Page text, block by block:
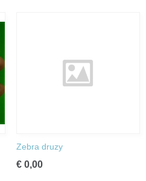
Zebra druzy
€ 0,00